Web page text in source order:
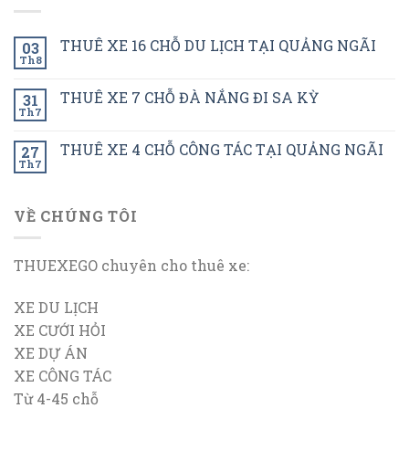
03
Th8
THUÊ XE 16 CHỖ DU LỊCH TẠI QUẢNG NGÃI
31
Th7
THUÊ XE 7 CHỖ ĐÀ NẮNG ĐI SA KỲ
27
Th7
THUÊ XE 4 CHỖ CÔNG TÁC TẠI QUẢNG NGÃI
VỀ CHÚNG TÔI
THUEXEGO chuyên cho thuê xe:
XE DU LỊCH
XE CƯỚI HỎI
XE DỰ ÁN
XE CÔNG TÁC
Từ 4-45 chỗ